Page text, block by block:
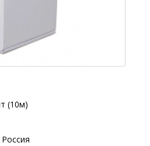
(10м)
Россия